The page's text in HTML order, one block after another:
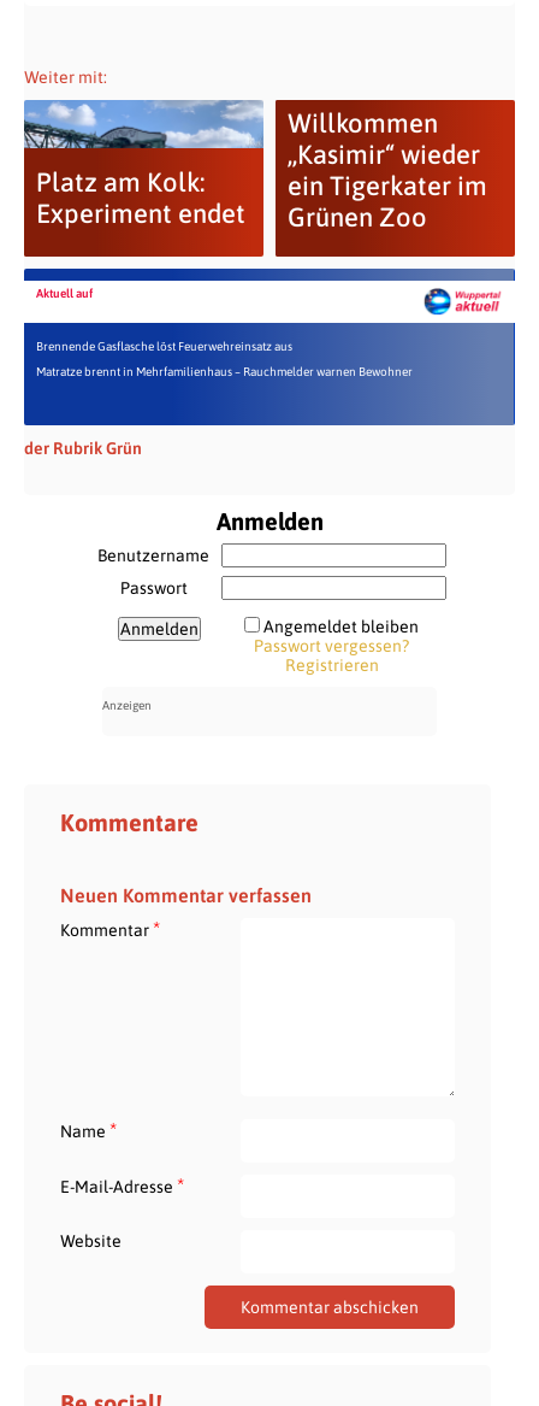
Weiter mit:
Platz am Kolk:
Experiment endet
Willkommen
,,Kasimir“ wieder
ein Tigerkater im
Grünen Zoo
Aktuell auf
Brennende Gasflasche löst Feuerwehreinsatz aus
Matratze brennt in Mehrfamilienhaus – Rauchmelder warnen Bewohner
der Rubrik Grün
Anmelden
Benutzername
Passwort
Angemeldet bleiben
Passwort vergessen?
Registrieren
Kommentare
Neuen Kommentar verfassen
Kommentar*
Name *
E-Mail-Adresse *
Website